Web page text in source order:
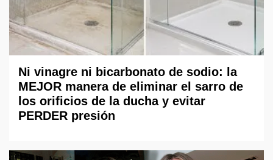
Ni vinagre ni bicarbonato de sodio: la
MEJOR manera de eliminar el sarro de
los orificios de la ducha y evitar
PERDER presión